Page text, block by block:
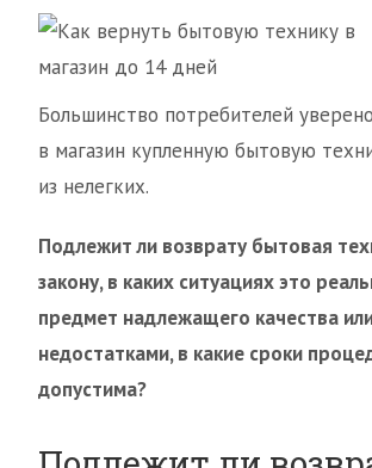
Большинство потребителей
в магазин купленную бытовую
из нелегких.
Подлежит ли возврату бытовая
закону, в каких ситуациях это
предмет надлежащего качества
недостатками, в какие сроки
допустима?